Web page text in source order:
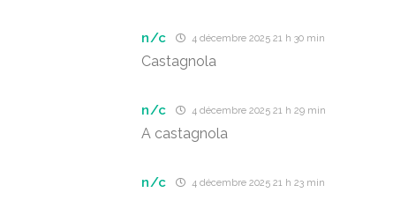
n/c 4 décembre 2025 21 h 30 min
Castagnola
n/c 4 décembre 2025 21 h 29 min
A castagnola
n/c 4 décembre 2025 21 h 23 min